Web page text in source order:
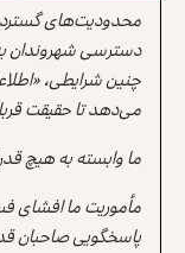
محدودیت‌های
دسترسی شهروندان
چنین شرایطی،
می‌دهد تا حقیقت
ما وابسته به هیچ
مأموریت ما افشای
پاسخگویی صاحبان